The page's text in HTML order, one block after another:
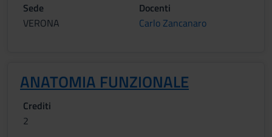
Sede
VERONA
Docenti
Carlo Zancanaro
ANATOMIA FUNZIONALE
Crediti
2